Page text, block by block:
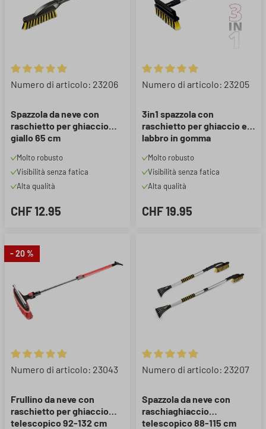
Valutazione media di 4.89 su 5 stelle
Numero di articolo: 23206
Spazzola da neve con
raschietto per ghiaccio
giallo 65 cm
Molto robusto
Visibilità senza fatica
Alta qualità
CHF 12.95
Valutazione media di 4.89 su
Numero di articolo: 23205
3in1 spazzola con
raschietto per ghiaccio e
labbro in gomma
Molto robusto
Visibilità senza fatica
Alta qualità
CHF 19.95
- 20 %
Valutazione media di 4.89 su 5 stelle
Numero di articolo: 23043
Frullino da neve con
raschietto per ghiaccio
telescopico 92-132 cm
Valutazione media di 4.89 su
Numero di articolo: 23207
Spazzola da neve con
raschiaghiaccio
telescopico 88-115 cm